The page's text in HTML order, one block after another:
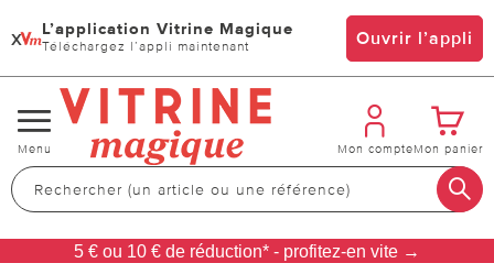
x L’application Vitrine Magique
Téléchargez l’appli maintenant Ouvrir l’appli
Changer
de
navigation
Menu Mon compteMon panier
5 € ou 10 € de réduction* - profitez-en vite →